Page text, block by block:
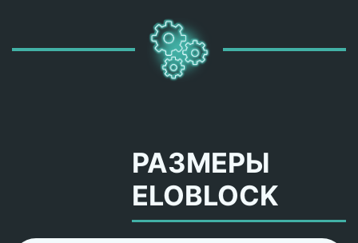
РАЗМЕРЫ
ELOBLOCK